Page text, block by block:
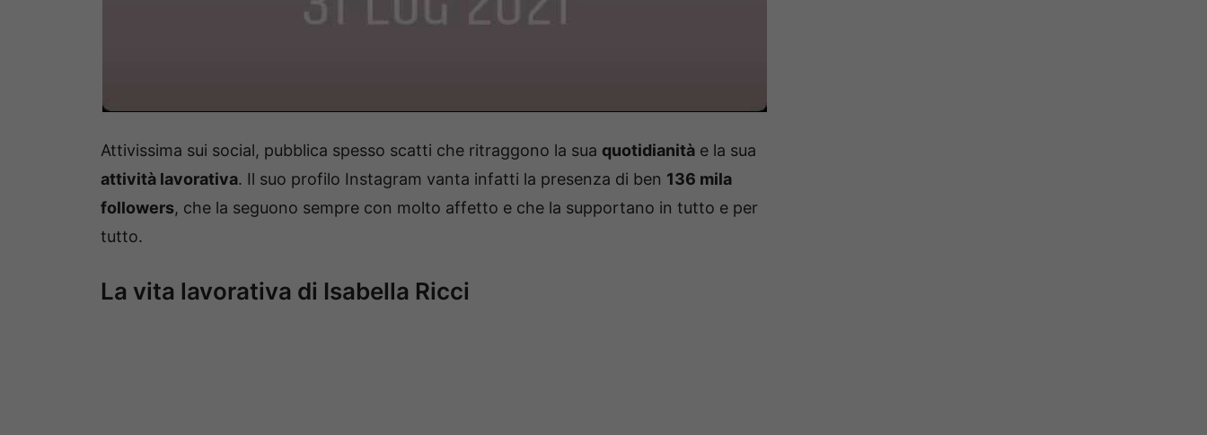
Attivissima sui social, pubblica spesso scatti che ritraggono la sua quotidianità e la sua
attività lavorativa. Il suo profilo Instagram vanta infatti la presenza di ben 136 mila
followers, che la seguono sempre con molto affetto e che la supportano in tutto e per
tutto.
La vita lavorativa di Isabella Ricci